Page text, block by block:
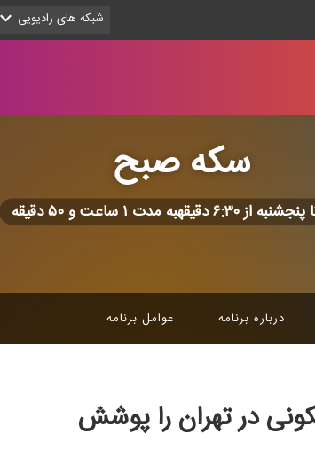
شبکه های رادیویی
سكه صبح
دقیقهبه مدت ۱ ساعت و ۵۰ دقیقه
درباره برنامه عوامل برنامه
مسكونی در تهران را پوشش